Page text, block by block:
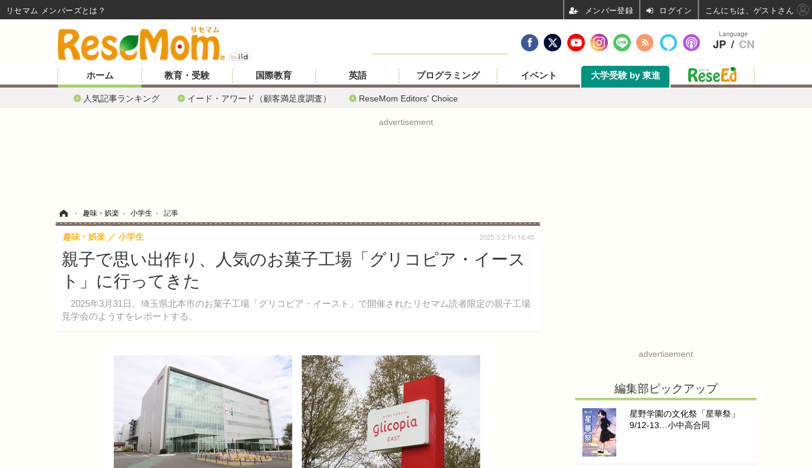
ホーム
人気記事ランキング イード・アワード（顧客満足度調査） ReseMom Editors' Choice
教育・受験 国際教育 英語 プログラミング イベント 大学受験 by 東進
advertisement
› 趣味・娯楽 › 小学生 › 記事
親子で思い出作り、人気のお菓子工場「グリコピア・イース
ト」に行ってきた
2025年3月31日、埼玉県北本市のお菓子工場「グリコピア・イースト」で開催されたリセマム読者限定の親子工場
見学会のようすをレポートする。
趣味・娯楽 小学生 2025.5.2 Fri 16:45
advertisement
編集部ピックアップ
星野学園の文化祭「星華祭」
9/12-13…小中高合同
Language
JP / CN
リセマム メンバーズ ログイン こんにちは、ゲストさん